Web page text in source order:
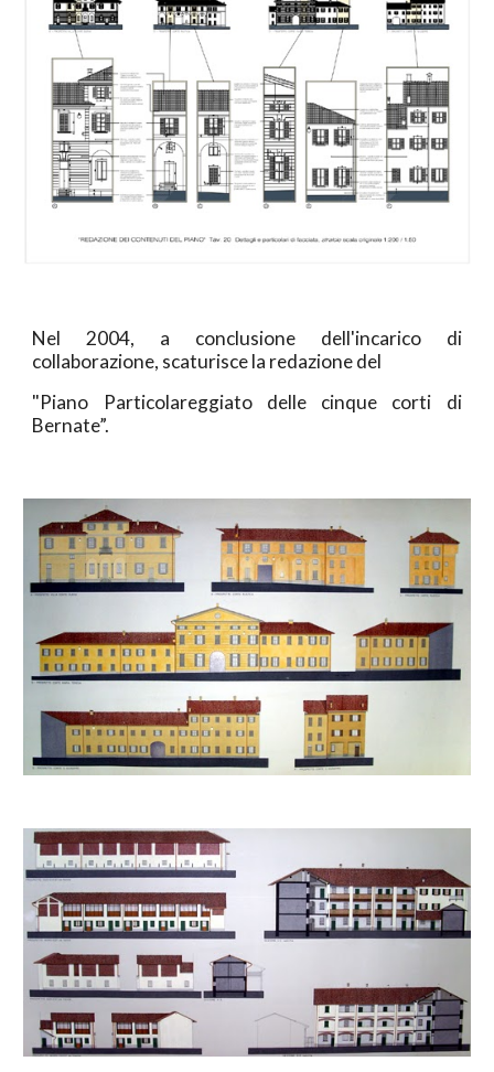
Nel 2004, a conclusione dell'incarico di
collaborazione, scaturisce la redazione del
"Piano Particolareggiato delle cinque corti di
Bernate”.